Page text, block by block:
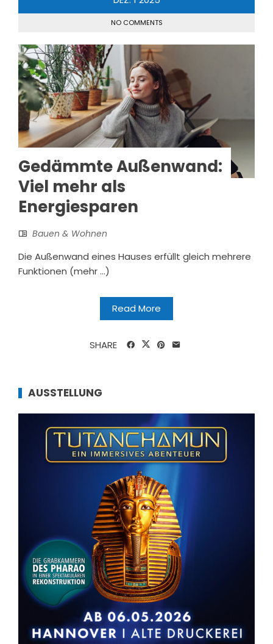
NO COMMENTS
Gedämmte Außenwand:
Viel mehr als
Energiesparen
Bauen & Wohnen
Die Außenwand eines Hauses erfüllt gleich mehrere
Funktionen (mehr …)
Read More
SHARE
AUSSTELLUNG